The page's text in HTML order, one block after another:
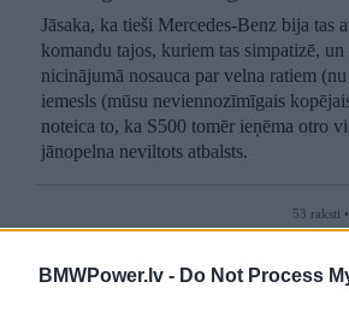
BMWPower.lv - Do Not Process
Jāsaka, ka tieši Mercedes-Benz bija tas
komandu tajos, kuriem tas simpatizē,
nicinājumā nosauca par velna ratiem
iemesls (mūsu neviennozīmīgais
noteica to, ka S500 tomēr ieņēma otro
jānopelna neviltots atbalsts.
53 raksti
darbojas